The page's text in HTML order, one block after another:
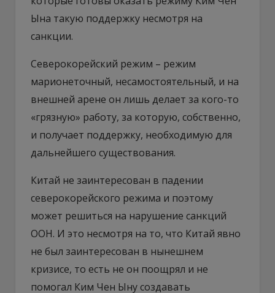
Ына такую поддержку несмотря на
санкции.
Северокорейский режим – режим
марионеточный, несамостоятельный, и на
внешней арене он лишь делает за кого-то
«грязную» работу, за которую, собственно,
и получает поддержку, необходимую для
дальнейшего существования.
Китай не заинтересован в падении
северокорейского режима и поэтому
может решиться на нарушение санкций
ООН. И это несмотря на то, что Китай явно
не был заинтересован в нынешнем
кризисе, то есть не он поощрял и не
помогал Ким Чен Ыну создавать